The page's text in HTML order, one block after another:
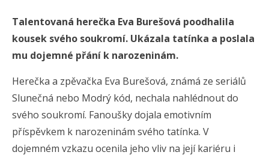
Talentovaná herečka Eva Burešová poodhalila
kousek svého soukromí. Ukázala tatínka a poslala
mu dojemné přání k narozeninám.
Herečka a zpěvačka Eva Burešová, známá ze seriálů
Slunečná nebo Modrý kód, nechala nahlédnout do
svého soukromí. Fanoušky dojala emotivním
příspěvkem k narozeninám svého tatínka. V
dojemném vzkazu ocenila jeho vliv na její kariéru i